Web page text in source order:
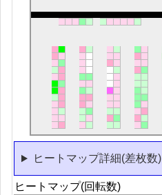
ヒートマップ詳細(差枚数)
ヒートマップ(回転数)